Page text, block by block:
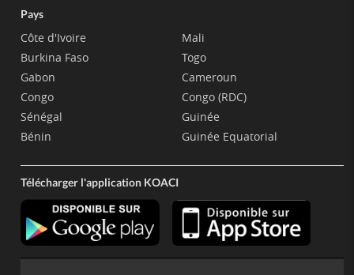
Pays
Côte d'Ivoire
Burkina Faso
Gabon
Congo
Sénégal
Bénin
Mali
Togo
Cameroun
Congo (RDC)
Guinée
Guinée Equatorial
Télécharger l'application KOACI